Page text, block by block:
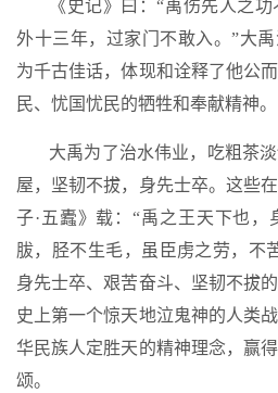
《史记》曰：“禹伤先人之
外十三年，过家门不敢入。”大
为千古佳话，体现和诠释了他公
民、忧国忧民的牺牲和奉献精神。
大禹为了治水伟业，吃粗茶
屋，坚韧不拔，身先士卒。这些
子·五蠹》载：“禹之王天下也
胈，胫不生毛，虽臣虏之劳，不
身先士卒、艰苦奋斗、坚韧不拔
史上第一个惊天地泣鬼神的人类
华民族人定胜天的精神理念，赢
颂。